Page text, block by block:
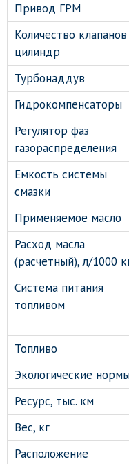
Привод ГРМ
Количество
цилиндр
Турбонаддув
Гидрокомпенсаторы
Регулятор фаз
газораспределения
Емкость системы
смазки
Применяемое масло
Расход масла
(расчетный), л/1000
Система питания
топливом
Топливо
Экологические
Ресурс, тыс. км
Вес, кг
Расположение